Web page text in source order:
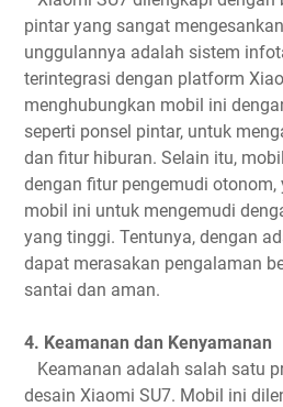
pintar yang sangat
unggulannya adalah sistem
terintegrasi dengan platform
menghubungkan mobil ini
seperti ponsel pintar, untuk
dan fitur hiburan. Selain itu,
dengan fitur pengemudi
mobil ini untuk mengemudi
yang tinggi. Tentunya, dengan
dapat merasakan pengalaman
santai dan aman.
4. Keamanan dan Kenyamanan
Keamanan adalah salah satu
desain Xiaomi SU7. Mobil ini